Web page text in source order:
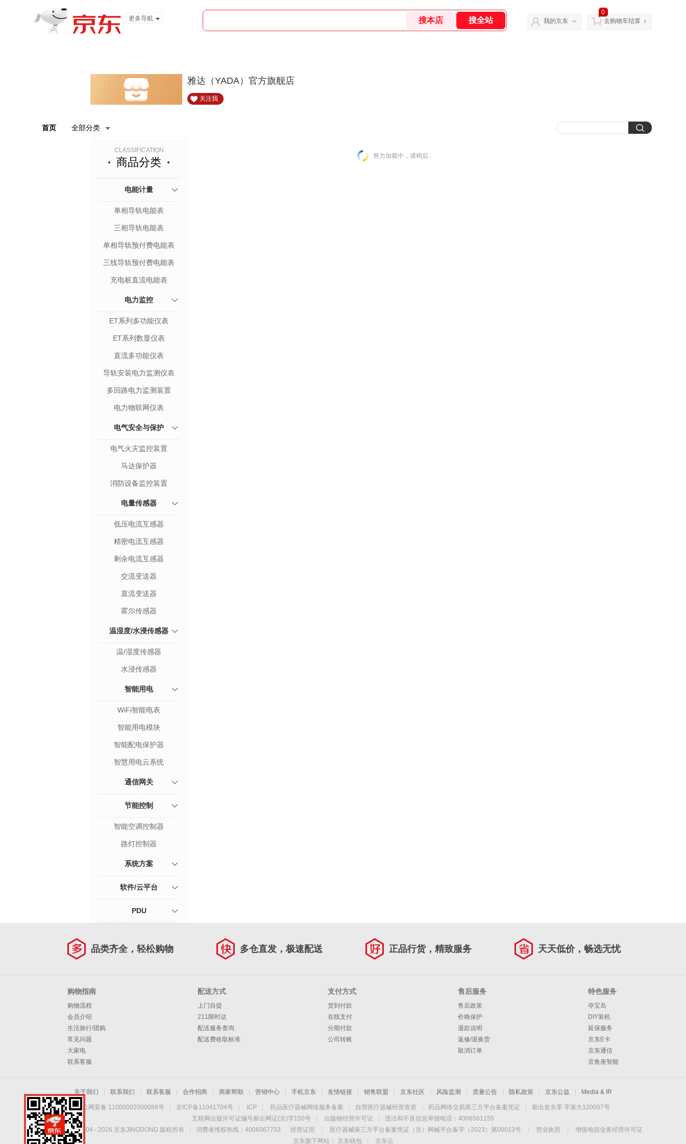
更多导航
我的京东
0
去购物车结算
雅达（YADA）官方旗舰店
关注我
首页 全部分类
CLASSIFICATION
商品分类
电能计量
单相导轨电能表
三相导轨电能表
单相导轨预付费电能表
三线导轨预付费电能表
充电桩直流电能表
电力监控
ET系列多功能仪表
ET系列数显仪表
直流多功能仪表
导轨安装电力监测仪表
多回路电力监测装置
电力物联网仪表
电气安全与保护
电气火灾监控装置
马达保护器
消防设备监控装置
电量传感器
低压电流互感器
精密电流互感器
剩余电流互感器
交流变送器
直流变送器
霍尔传感器
温湿度/水浸传感器
温/湿度传感器
水浸传感器
智能用电
WiFi智能电表
智能用电模块
智能配电保护器
智慧用电云系统
通信网关
节能控制
智能空调控制器
路灯控制器
系统方案
软件/云平台
PDU
努力加载中，请稍后...
品类齐全，轻松购物 多仓直发，极速配送 正品行货，精致服务 天天低价，畅选无忧
购物指南
购物流程
会员介绍
生活旅行/团购
常见问题
大家电
联系客服
配送方式
上门自提
211限时达
配送服务查询
配送费收取标准
支付方式
货到付款
在线支付
分期付款
公司转账
售后服务
售后政策
价格保护
退款说明
返修/退换货
取消订单
特色服务
夺宝岛
DIY装机
延保服务
京东E卡
京东通信
京鱼座智能
关于我们 联系我们 联系客服 合作招商 商家帮助 营销中心 手机京东 友情链接 销售联盟 京东社区 风险监测 质量公告 隐私政策 京东公益 Media & IR
京公网安备 11000002000088号 京ICP备11041704号 ICP 药品医疗器械网络服务备案 自营医疗器械经营资质 药品网络交易第三方平台备案凭证
新出发京零 字第大120007号
互联网出版许可证编号新出网证(京)字150号
出版物经营许可证
违法和不良信息举报电话：4006561155
Copyright © 2004 - 2026 京东JINGDONG 版权所有 消费者维权热线：4006067733 经营证照 医疗器械第三方平台备案凭证（京）网械平台备字（2023）第00013号 营业执照
增值电信业务经营许可证
京东旗下网站：
京东钱包 京东云